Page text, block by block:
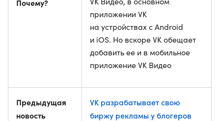
Почему?
приложении VK
на устройствах с Android
и iOS. Но вскоре VK обещает
добавить ее и в мобильное
приложение VK Видео
Предыдущая
новость
VK разрабатывает свою
биржу рекламы у блогеров